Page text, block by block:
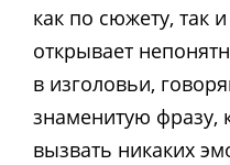
как по сюжету, так
открывает
в изголовьи,
знаменитую фразу,
вызвать никаких